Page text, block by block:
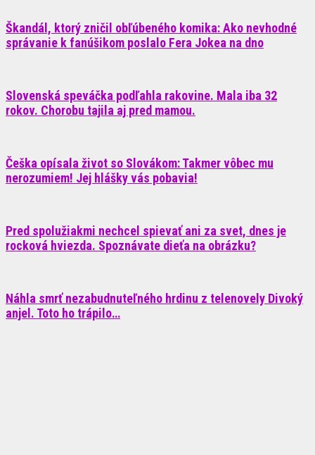
Škandál, ktorý zničil obľúbeného komika: Ako nevhodné
správanie k fanúšikom poslalo Fera Jokea na dno
Slovenská speváčka podľahla rakovine. Mala iba 32
rokov. Chorobu tajila aj pred mamou.
Češka opísala život so Slovákom: Takmer vôbec mu
nerozumiem! Jej hlášky vás pobavia!
Pred spolužiakmi nechcel spievať ani za svet, dnes je
rocková hviezda. Spoznávate dieťa na obrázku?
Náhla smrť nezabudnuteľného hrdinu z telenovely Divoký
anjel. Toto ho trápilo…